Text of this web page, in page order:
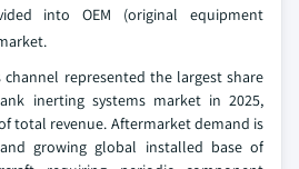
into OEM (original equipment
channel represented the largest share
inerting systems market in 2025,
total revenue. Aftermarket demand is
growing global installed base of